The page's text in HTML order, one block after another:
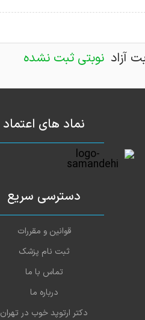
آزاد نوبتی ثبت نشده
نماد های اعتماد
دسترسی سریع
قوانین و مقررات
ثبت نام پزشک
تماس با ما
درباره ما
دکتر ارتوپد خوب در تهران